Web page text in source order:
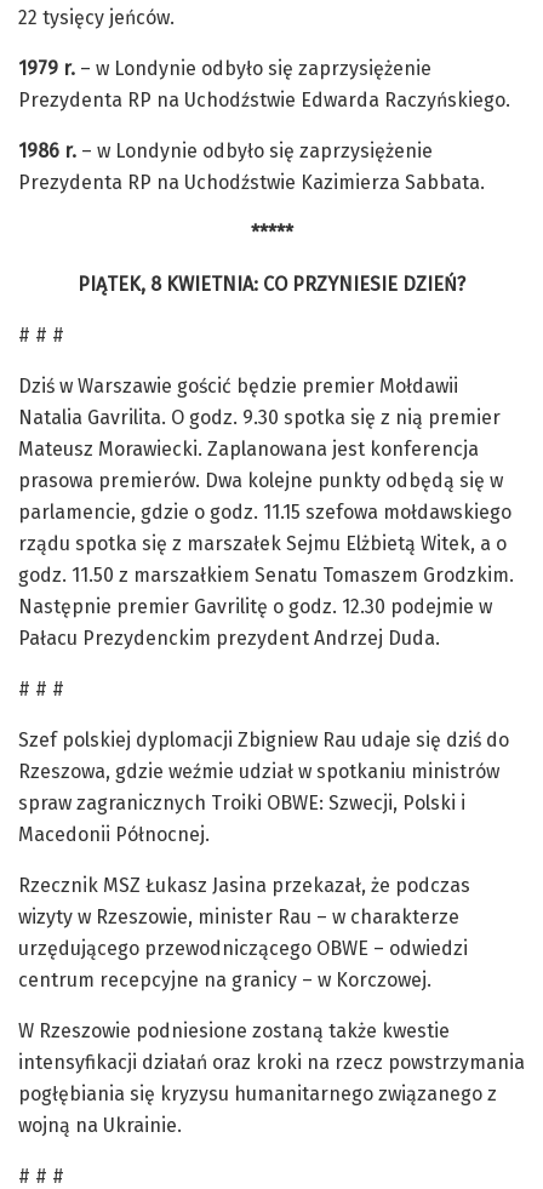
22 tysięcy jeńców.
1979 r. – w Londynie odbyło się zaprzysiężenie
Prezydenta RP na Uchodźstwie Edwarda Raczyńskiego.
1986 r. – w Londynie odbyło się zaprzysiężenie
Prezydenta RP na Uchodźstwie Kazimierza Sabbata.
*****
PIĄTEK, 8 KWIETNIA: CO PRZYNIESIE DZIEŃ?
# # #
Dziś w Warszawie gościć będzie premier Mołdawii
Natalia Gavrilita. O godz. 9.30 spotka się z nią premier
Mateusz Morawiecki. Zaplanowana jest konferencja
prasowa premierów. Dwa kolejne punkty odbędą się w
parlamencie, gdzie o godz. 11.15 szefowa mołdawskiego
rządu spotka się z marszałek Sejmu Elżbietą Witek, a o
godz. 11.50 z marszałkiem Senatu Tomaszem Grodzkim.
Następnie premier Gavrilitę o godz. 12.30 podejmie w
Pałacu Prezydenckim prezydent Andrzej Duda.
# # #
Szef polskiej dyplomacji Zbigniew Rau udaje się dziś do
Rzeszowa, gdzie weźmie udział w spotkaniu ministrów
spraw zagranicznych Troiki OBWE: Szwecji, Polski i
Macedonii Północnej.
Rzecznik MSZ Łukasz Jasina przekazał, że podczas
wizyty w Rzeszowie, minister Rau – w charakterze
urzędującego przewodniczącego OBWE – odwiedzi
centrum recepcyjne na granicy – w Korczowej.
W Rzeszowie podniesione zostaną także kwestie
intensyfikacji działań oraz kroki na rzecz powstrzymania
pogłębiania się kryzysu humanitarnego związanego z
wojną na Ukrainie.
# # #